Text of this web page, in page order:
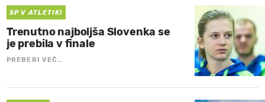
SP V ATLETIKI
Trenutno najboljša Slovenka se
je prebila v finale
PREBERI VEČ…